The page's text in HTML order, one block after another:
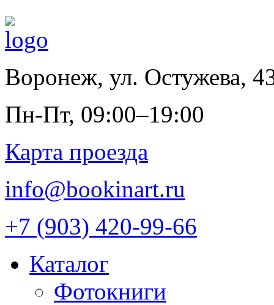
Воронеж, ул. Остужева,
Пн-Пт, 09:00–19:00
Карта проезда
info@bookinart.ru
+7 (903) 420-99-66
Каталог
Фотокниги